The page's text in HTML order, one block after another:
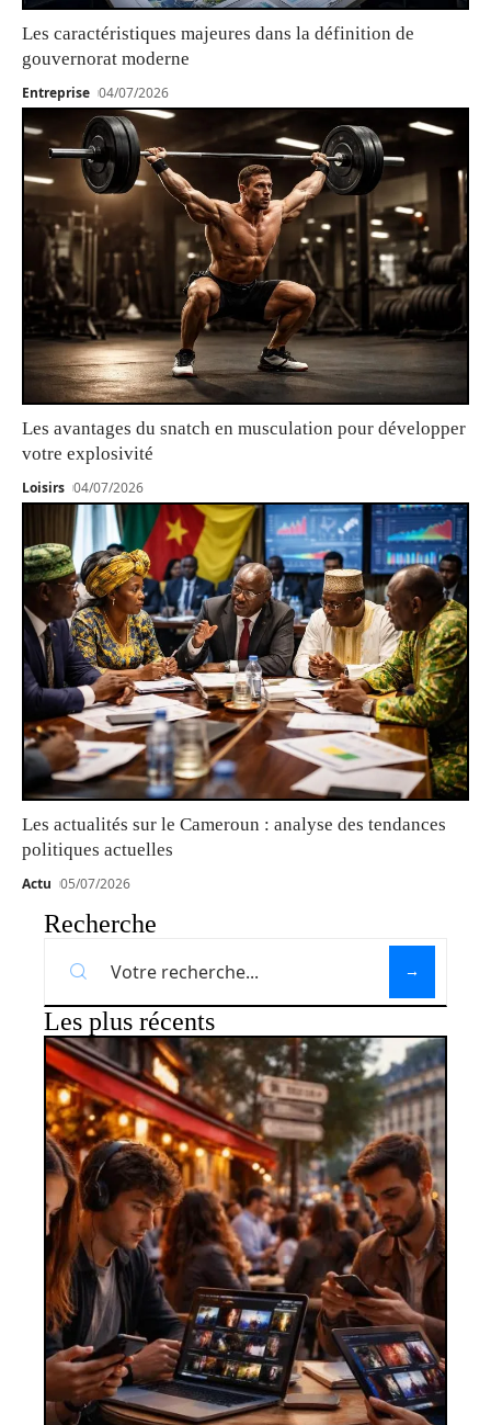
Les caractéristiques majeures dans la définition de
gouvernorat moderne
Entreprise 04/07/2026
Les avantages du snatch en musculation pour développer
votre explosivité
Loisirs 04/07/2026
Les actualités sur le Cameroun : analyse des tendances
politiques actuelles
Actu 05/07/2026
Recherche
Les plus récents